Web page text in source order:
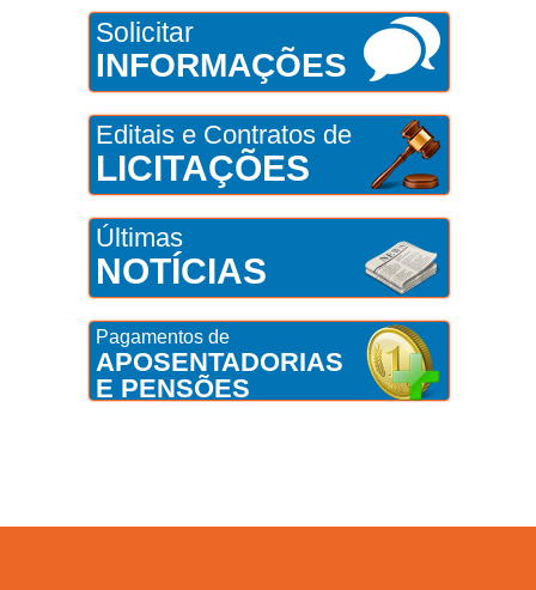
Solicitar
INFORMAÇÕES
Editais e Contratos de
LICITAÇÕES
Últimas
NOTÍCIAS
Pagamentos de
APOSENTADORIAS
E PENSÕES